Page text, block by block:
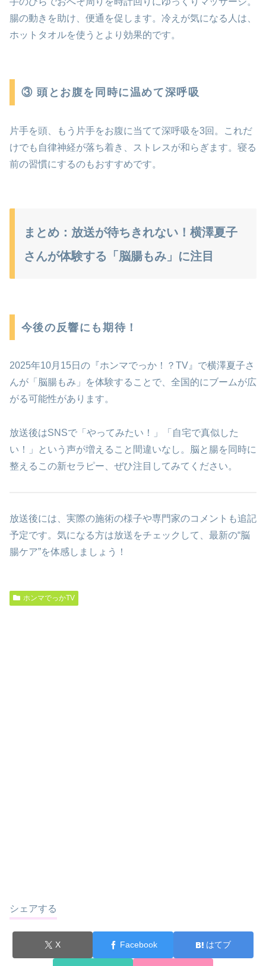
腸の動きを助け、便通を促します。冷えが気になる人は、
ホットタオルを使うとより効果的です。
③ 頭とお腹を同時に温めて深呼吸
片手を頭、もう片手をお腹に当てて深呼吸を3回。これだ
けでも自律神経が落ち着き、ストレスが和らぎます。寝る
前の習慣にするのもおすすめです。
まとめ：放送が待ちきれない！横澤夏子
さんが体験する「脳腸もみ」に注目
今後の反響にも期待！
2025年10月15日の『ホンマでっか！？TV』で横澤夏子さ
んが「脳腸もみ」を体験することで、全国的にブームが広
がる可能性があります。
放送後はSNSで「やってみたい！」「自宅で真似した
い！」という声が増えること間違いなし。脳と腸を同時に
整えるこの新セラピー、ぜひ注目してみてください。
放送後には、実際の施術の様子や専門家のコメントも追記
予定です。気になる方は放送をチェックして、最新の“脳
腸ケア”を体感しましょう！
ホンマでっかTV
シェアする
X Facebook はてブ